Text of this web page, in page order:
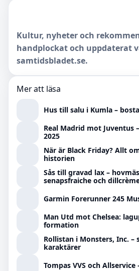
Kultur, nyheter och
handplockat och uppdaterat
samtidsbladet.se.
Mer att läsa
Hus till salu i Kumla –
Real Madrid mot Juventus
2025
När är Black Friday? Allt
historien
Sås till gravad lax –
senapsfraiche och
Garmin Forerunner 245
Man Utd mot Chelsea:
formation
Rollistan i Monsters, Inc. –
karaktärer
Tompas VVS och